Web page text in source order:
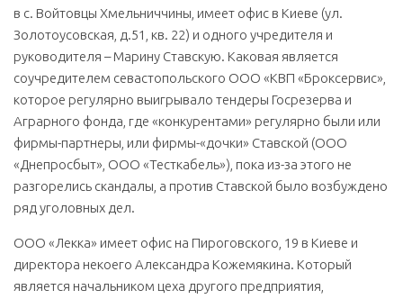
в с. Войтовцы Хмельниччины, имеет офис в Киеве (ул.
Золотоусовская, д.51, кв. 22) и одного учредителя и
руководителя – Марину Ставскую. Каковая является
соучредителем севастопольского ООО «КВП «Броксервис»,
которое регулярно выигрывало тендеры Госрезерва и
Аграрного фонда, где «конкурентами» регулярно были или
фирмы-партнеры, или фирмы-«дочки» Ставской (ООО
«Днепросбыт», ООО «Тесткабель»), пока из-за этого не
разгорелись скандалы, а против Ставской было возбуждено
ряд уголовных дел.
ООО «Лекка» имеет офис на Пироговского, 19 в Киеве и
директора некоего Александра Кожемякина. Который
является начальником цеха другого предприятия,